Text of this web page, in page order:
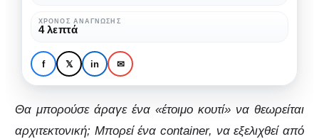
DESIGN ΑΡΧΙΤΕΚΤΟΝΙΚΉ
Εναλλακτική
Αρχιτεκτονική:
Container ως δομικό
υλικό
δομικό
υλικό
ΧΡΌΝΟΣ ΑΝΆΓΝΩΣΗΣ
4 λεπτά
f 𝕏 in ✉
Θα μπορούσε άραγε ένα «έτοιμο κουτί» να θεωρείται
αρχιτεκτονική; Μπορεί ένα container, να εξελιχθεί από